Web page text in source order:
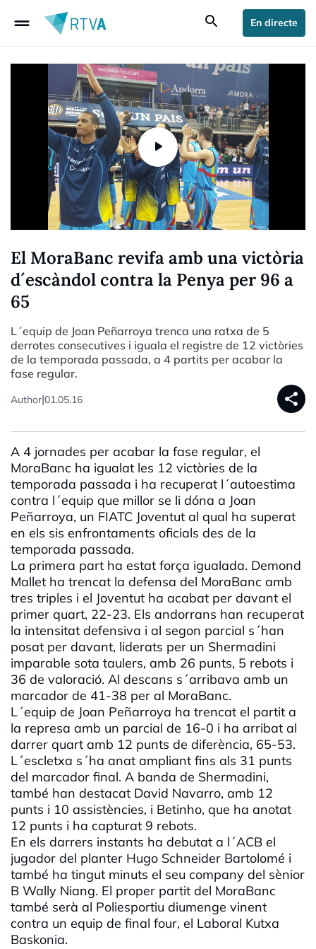
drag_handle search En directe
El MoraBanc revifa amb una victòria
d´escàndol contra la Penya per 96 a
65
L´equip de Joan Peñarroya trenca una ratxa de 5
derrotes consecutives i iguala el registre de 12 victòries
de la temporada passada, a 4 partits per acabar la
fase regular.
Author|01.05.16 share
A 4 jornades per acabar la fase regular, el
MoraBanc ha igualat les 12 victòries de la
temporada passada i ha recuperat l´autoestima
contra l´equip que millor se li dóna a Joan
Peñarroya, un FIATC Joventut al qual ha superat
en els sis enfrontaments oficials des de la
temporada passada.
La primera part ha estat força igualada. Demond
Mallet ha trencat la defensa del MoraBanc amb
tres triples i el Joventut ha acabat per davant el
primer quart, 22-23. Els andorrans han recuperat
la intensitat defensiva i al segon parcial s´han
posat per davant, liderats per un Shermadini
imparable sota taulers, amb 26 punts, 5 rebots i
36 de valoració. Al descans s´arribava amb un
marcador de 41-38 per al MoraBanc.
L´equip de Joan Peñarroya ha trencat el partit a
la represa amb un parcial de 16-0 i ha arribat al
darrer quart amb 12 punts de diferència, 65-53.
L´escletxa s´ha anat ampliant fins als 31 punts
del marcador final. A banda de Shermadini,
també han destacat David Navarro, amb 12
punts i 10 assistències, i Betinho, que ha anotat
12 punts i ha capturat 9 rebots.
En els darrers instants ha debutat a l´ACB el
jugador del planter Hugo Schneider Bartolomé i
també ha tingut minuts el seu company del sènior
B Wally Niang. El proper partit del MoraBanc
també serà al Poliesportiu diumenge vinent
contra un equip de final four, el Laboral Kutxa
Baskonia.